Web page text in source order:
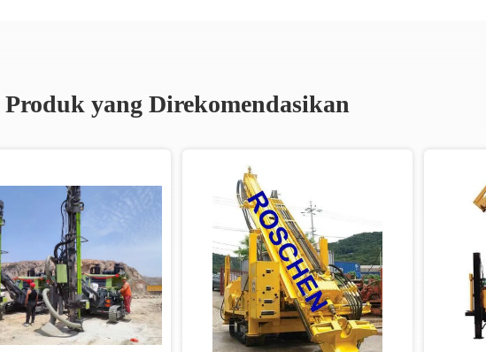
Produk yang Direkomendasikan